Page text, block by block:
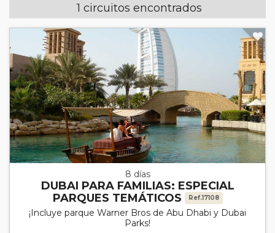
1 circuitos encontrados
8 días
DUBAI PARA FAMILIAS: ESPECIAL
PARQUES TEMÁTICOS
Ref.17108
¡Incluye parque Warner Bros de Abu Dhabi y Dubai
Parks!